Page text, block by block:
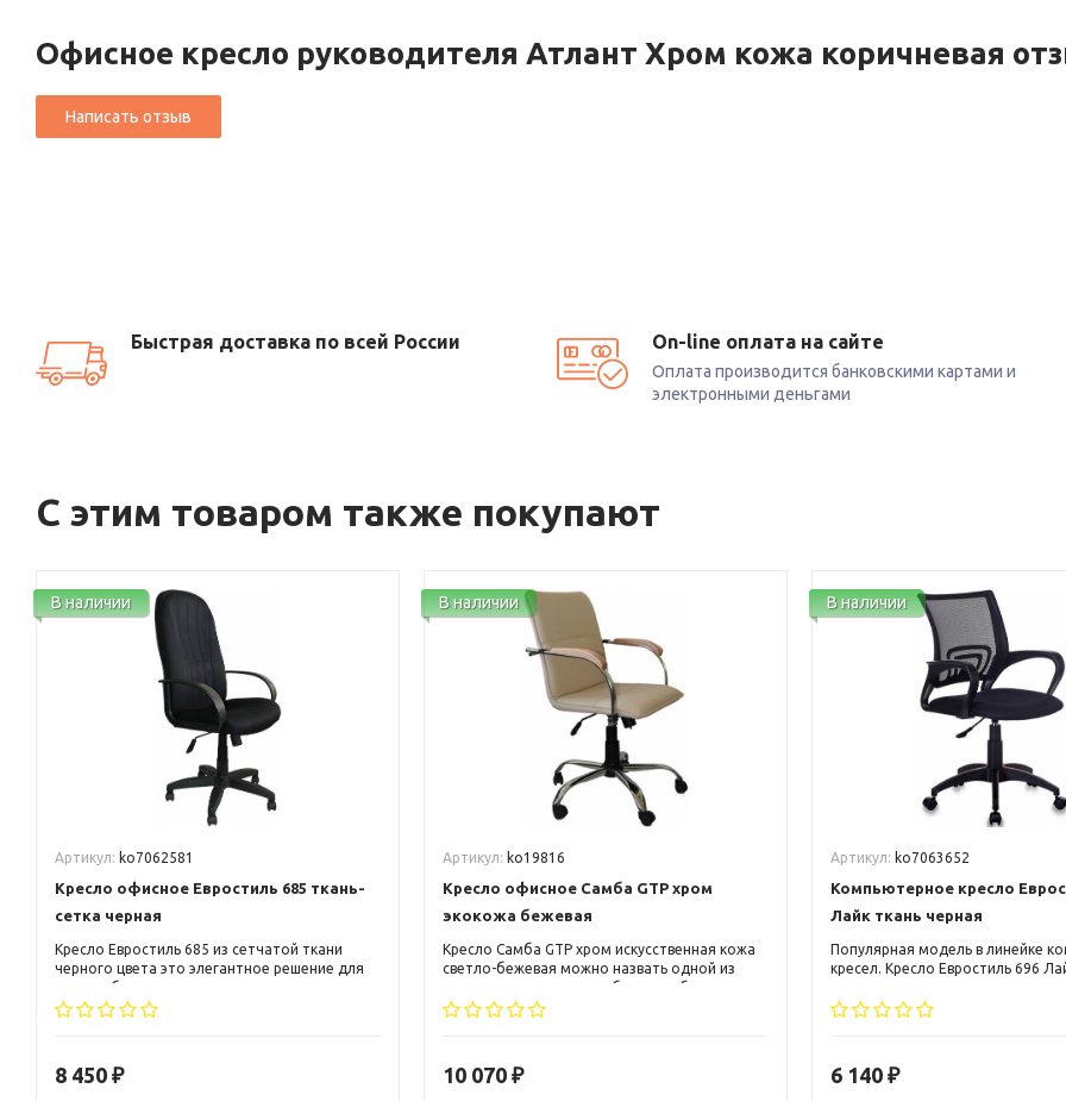
Офисное кресло руководителя Атлант Хром кожа коричневая
Быстрая доставка по всей России On-line оплата на сайте
Оплата производится банковскими картами и
электронными деньгами
С этим товаром также покупают
В наличии
Артикул: ko7062581
Кресло офисное Евростиль 685 ткань-
сетка черная
Кресло Евростиль 685 из сетчатой ткани
черного цвета это элегантное решение для
малого бизнеса и руководителя среднего
звена. Кресло может вписаться, как в
8 450 ₽
В наличии
Артикул: ko19816
Кресло офисное Самба GTP хром
экокожа бежевая
Кресло Самба GTP хром искусственная кожа
светло-бежевая можно назвать одной из
самых передовых разработок в области
дизайна и эргономики компьютерных кресел.
10 070 ₽
В наличии
Артикул: ko7063652
Компьютерное кресло
Лайк ткань черная
Популярная модель в линейке
кресел. Кресло Евростиль 696
несколько лет. Эффектно
6 140 ₽